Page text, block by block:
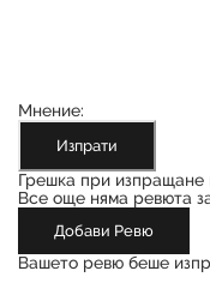
Мнение:
Изпрати
Грешка при изпращане
Все още няма ревюта
Добави Ревю
Вашето ревю беше